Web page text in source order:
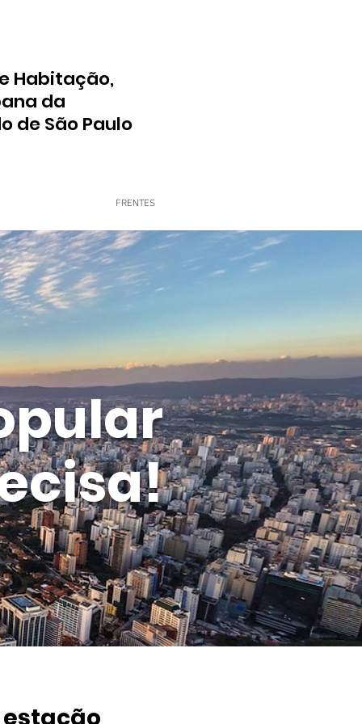
Habitação,
da
de São Paulo
FRENTES